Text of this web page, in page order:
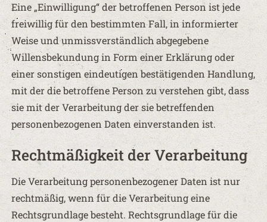
Eine „Einwilligung“ der betroffenen Person ist jede
freiwillig für den bestimmten Fall, in informierter
Weise und unmissverständlich abgegebene
Willensbekundung in Form einer Erklärung oder
einer sonstigen eindeutigen bestätigenden Handlung,
mit der die betroffene Person zu verstehen gibt, dass
sie mit der Verarbeitung der sie betreffenden
personenbezogenen Daten einverstanden ist.
Rechtmäßigkeit der Verarbeitung
Die Verarbeitung personenbezogener Daten ist nur
rechtmäßig, wenn für die Verarbeitung eine
Rechtsgrundlage besteht. Rechtsgrundlage für die